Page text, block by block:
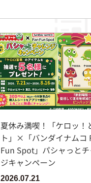
夏休み満喫！「ケロッ！
ト」×「バンダイナムコ
Fun Spot」パシャっと
ジキャンペーン
2026.07.21